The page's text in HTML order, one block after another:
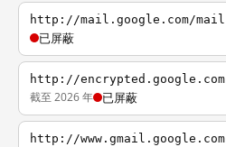
http://mail.google.com/mail
已屏蔽
http://encrypted.google.com
截至 2026 年 已屏蔽
http://www.gmail.google.com